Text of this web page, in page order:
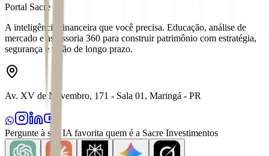
Portal Sacre
A inteligência financeira que você precisa. Educação, análise de
mercado e assessoria 360 para construir patrimônio com estratégia,
segurança e visão de longo prazo.
Av. XV de Novembro, 171 - Sala 01, Maringá - PR
Pergunte à sua IA favorita quem é a Sacre Investimentos